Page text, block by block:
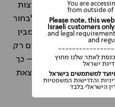
אטרקטיביות וקבוצות
להשוות מחירים ולבחור
המתאימים לכם מבין
שלנו. מאחר ואנו עובדים רק
את הסינון הראשוני – כך
גבוהה, ותוכלו לצאת
Please note, this
Israeli customers
and legal
and
לאתר שלנו מחוץ
ישראל
You are
from outside of
למשתמשים בישראל
והדרישות המשפטיות
הישראלי בלבד